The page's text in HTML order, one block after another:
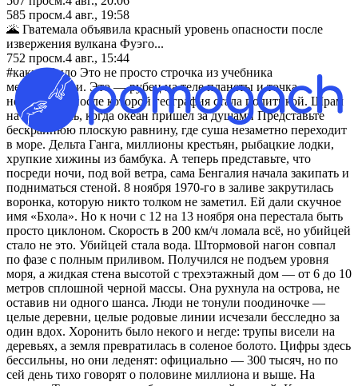
585 просм.4 авг., 19:58
🌋 Гватемала объявила красный уровень опасности после
извержения вулкана Фуэго...
752 просм.4 авг., 15:44
#какэтобыло Это не просто строчка из учебника
метеорологии. Это — рубец на теле планеты и точка
невозврата, после которой география стала политикой. Шрам
на воде: ночь, когда океан пришел за душами Представьте
бескрайнюю плоскую равнину, где суша незаметно переходит
в море. Дельта Ганга, миллионы крестьян, рыбацкие лодки,
хрупкие хижины из бамбука. А теперь представьте, что
посреди ночи, под вой ветра, сама Бенгалия начала закипать и
подниматься стеной. 8 ноября 1970-го в заливе закрутилась
воронка, которую никто толком не заметил. Ей дали скучное
имя «Бхола». Но к ночи с 12 на 13 ноября она перестала быть
просто циклоном. Скорость в 200 км/ч ломала всё, но убийцей
стало не это. Убийцей стала вода. Штормовой нагон совпал
по фазе с полным приливом. Получился не подъем уровня
моря, а жидкая стена высотой с трехэтажный дом — от 6 до 10
метров сплошной черной массы. Она рухнула на острова, не
оставив ни одного шанса. Люди не тонули поодиночке —
целые деревни, целые родовые линии исчезали бесследно за
один вдох. Хоронить было некого и негде: трупы висели на
деревьях, а земля превратилась в соленое болото. Цифры здесь
бессильны, но они леденят: официально — 300 тысяч, но по
сей день тихо говорят о половине миллиона и выше. На